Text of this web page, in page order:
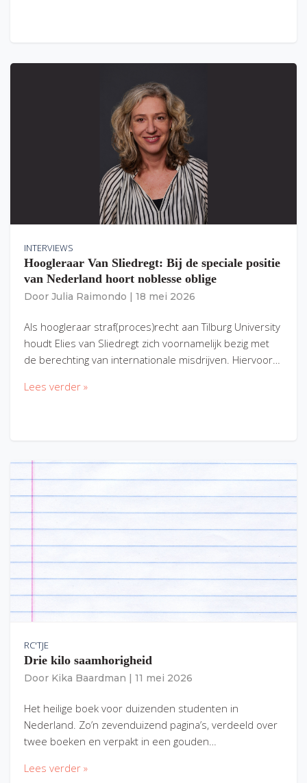
INTERVIEWS
Hoogleraar Van Sliedregt: Bij de speciale positie
van Nederland hoort noblesse oblige
Door Julia Raimondo 18 mei 2026
Als hoogleraar straf(proces)recht aan Tilburg University
houdt Elies van Sliedregt zich voornamelijk bezig met
de berechting van internationale misdrijven. Hiervoor…
Lees verder »
RC'TJE
Drie kilo saamhorigheid
Door Kika Baardman 11 mei 2026
Het heilige boek voor duizenden studenten in
Nederland. Zo’n zevenduizend pagina’s, verdeeld over
twee boeken en verpakt in een gouden…
Lees verder »